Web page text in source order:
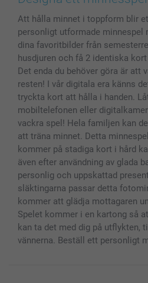
Skal till Mobil & Surfplatta
MyNameBook
Fotoalmanackor & Fotoagenda
Fotoramar & Tillbehör
Presentkort
Alla fotoprodukter
Sitemap
Villkor och garantier
Investor Relations
smartbonus
Priser & betalning
Status på beställningar
Att hålla minnet i toppform blir
personligt utformade minnespel
dina favoritbilder från
husdjuren och få 2 identiska
Det enda du behöver göra är att
resten! I vår digitala era känns
tryckta kort att hålla i handen.
mobiltelefonen eller
vackra spel! Hela familjen kan
att träna minnet. Detta
kommer på stadiga kort i hård
även efter användning av glada
personlig och uppskattad
släktingarna passar detta
kommer att glädja mottagaren
Spelet kommer i en kartong så
kan ta det med dig på utflykten,
vännerna. Beställ ett personligt